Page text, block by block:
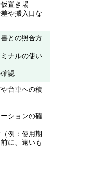
仮置き場
差や搬入口な
書との照合方
ミナルの使い
確認
や台車への積
ーションの確
（例：使用期
に、遠いも